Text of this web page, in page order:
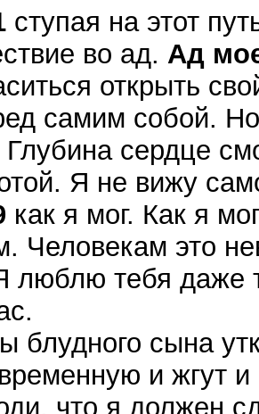
ступая на этот
во ад. Ад
открыть
самим собой.
Глубина сердце
Я не вижу
как я мог. Как я
Человекам это
люблю тебя даже
блудного сына
и жгут
что я должен